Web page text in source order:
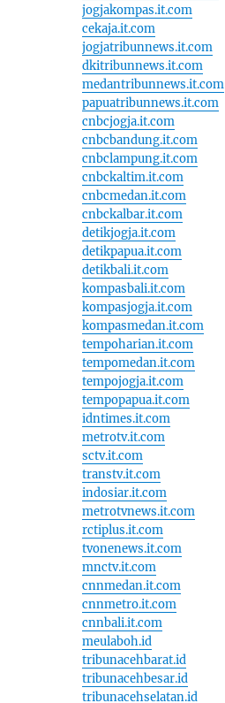
jogjakompas.it.com
cekaja.it.com
jogjatribunnews.it.com
dkitribunnews.it.com
medantribunnews.it.com
papuatribunnews.it.com
cnbcjogja.it.com
cnbcbandung.it.com
cnbclampung.it.com
cnbckaltim.it.com
cnbcmedan.it.com
cnbckalbar.it.com
detikjogja.it.com
detikpapua.it.com
detikbali.it.com
kompasbali.it.com
kompasjogja.it.com
kompasmedan.it.com
tempoharian.it.com
tempomedan.it.com
tempojogja.it.com
tempopapua.it.com
idntimes.it.com
metrotv.it.com
sctv.it.com
transtv.it.com
indosiar.it.com
metrotvnews.it.com
rctiplus.it.com
tvonenews.it.com
mnctv.it.com
cnnmedan.it.com
cnnmetro.it.com
cnnbali.it.com
meulaboh.id
tribunacehbarat.id
tribunacehbesar.id
tribunacehselatan.id